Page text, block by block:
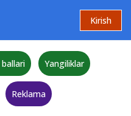
Kirish
Yangiliklar
Reklama